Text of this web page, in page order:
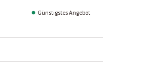
Günstigstes Angebot